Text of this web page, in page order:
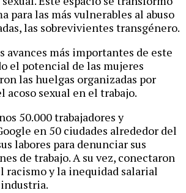
para las más vulnerables al abuso
las sobrevivientes transgénero.
avances más importantes de este
el potencial de las mujeres
las huelgas organizadas por
acoso sexual en el trabajo.
50.000 trabajadores y
en 50 ciudades alrededor del
labores para denunciar sus
de trabajo. A su vez, conectaron
racismo y la inequidad salarial